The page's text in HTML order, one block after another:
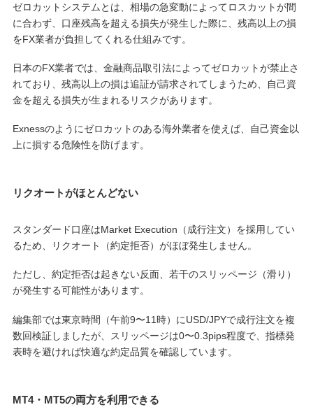
ゼロカットシステムとは、相場の急変動によってロスカットが間
に合わず、口座残高を超える損失が発生した際に、残高以上の損
をFX業者が負担してくれる仕組みです。
日本のFX業者では、金融商品取引法によってゼロカットが禁止さ
れており、残高以上の損は追証が請求されてしまうため、自己資
金を超える損失が生まれるリスクがあります。
Exnessのようにゼロカットのある海外業者を使えば、自己資金以
上に損する危険性を防げます。
リクオートがほとんどない
スタンダード口座はMarket Execution（成行注文）を採用してい
るため、リクオート（約定拒否）がほぼ発生しません。
ただし、約定拒否は起きない反面、若干のスリッページ（滑り）
が発生する可能性があります。
編集部では東京時間（午前9〜11時）にUSD/JPYで成行注文を複
数回検証しましたが、スリッページは0〜0.3pips程度で、指標発
表時を避ければ快適な約定品質を確認しています。
MT4・MT5の両方を利用できる